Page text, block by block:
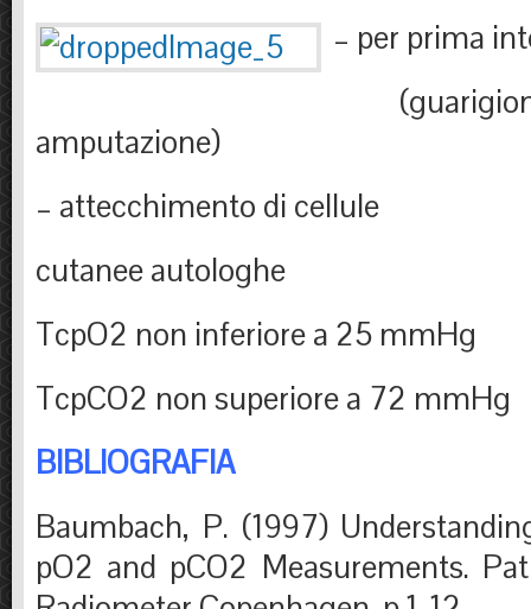
– per prima
amputazione)
– attecchimento di cellule
cutanee autologhe
TcpO2 non inferiore a 25 mmHg
TcpCO2 non superiore a 72 mmHg
BIBLIOGRAFIA
Baumbach, P. (1997)
pO2 and pCO2 Measurements.